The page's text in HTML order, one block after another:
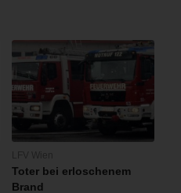
Toter bei erloschenem
Brand